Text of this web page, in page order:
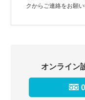
クからご連絡をお願い
オンライン